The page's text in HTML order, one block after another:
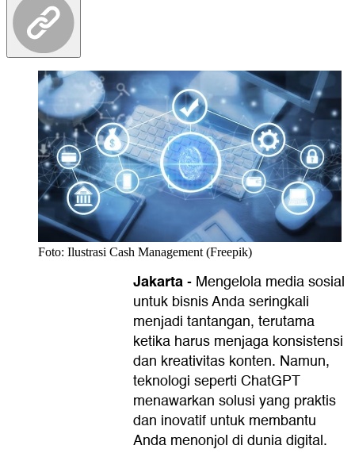
Foto: Ilustrasi Cash Management (Freepik)
Jakarta- Mengelola media sosial
untuk bisnis Anda seringkali
menjadi tantangan, terutama
ketika harus menjaga konsistensi
dan kreativitas konten. Namun,
teknologi seperti ChatGPT
menawarkan solusi yang praktis
dan inovatif untuk membantu
Anda menonjol di dunia digital.